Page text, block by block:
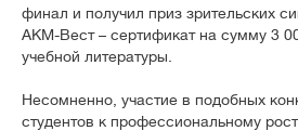
финал и получил приз зрительских
АКМ-Вест – сертификат на сумму 3
учебной литературы.
Несомненно, участие в подобных
студентов к профессиональному